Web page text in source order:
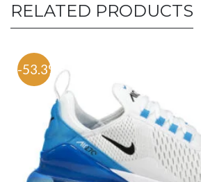
RELATED PRODUCTS
-53.3%